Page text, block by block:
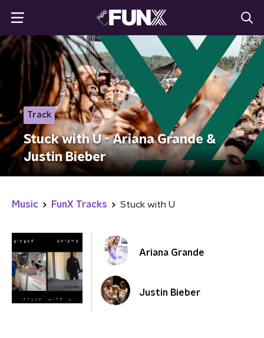
Track
Stuck with U - Ariana Grande &
Justin Bieber
Music FunX Tracks Stuck with U
Ariana Grande
Justin Bieber